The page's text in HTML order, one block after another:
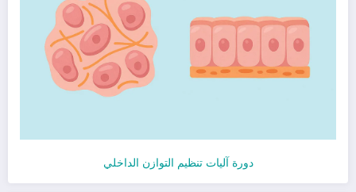
دورة آليات تنظيم التوازن الداخلي